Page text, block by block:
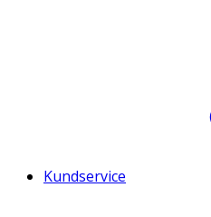
Kundservice